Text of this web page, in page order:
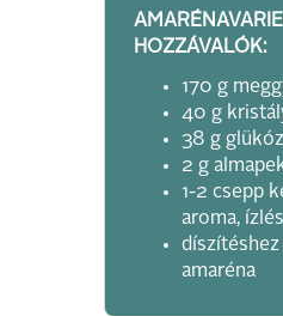
HOZZÁVALÓK:
170 g
40 g
38 g
2 g
1-2 csepp
aroma,
díszítéshez
amaréna